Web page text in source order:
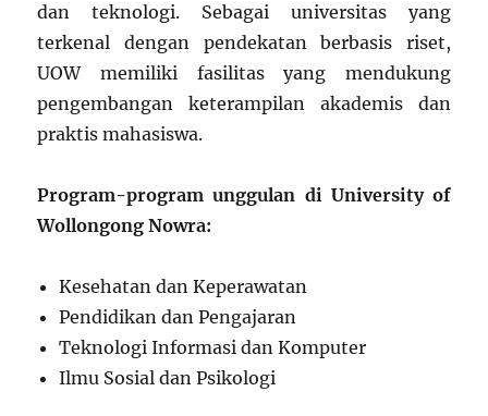
dan teknologi. Sebagai universitas yang
terkenal dengan pendekatan berbasis riset,
UOW memiliki fasilitas yang mendukung
pengembangan keterampilan akademis dan
praktis mahasiswa.
Program-program unggulan di University of
Wollongong Nowra:
Kesehatan dan Keperawatan
Pendidikan dan Pengajaran
Teknologi Informasi dan Komputer
Ilmu Sosial dan Psikologi